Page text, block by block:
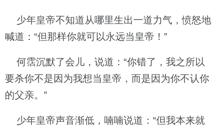
少年皇帝不知道从哪里生出一道力气，愤怒地
喊道：“但那样你就可以永远当皇帝！”
何霑沉默了会儿，说道：“你错了，我之所以
要杀你不是因为我想当皇帝，而是因为你不认你
的父亲。”
少年皇帝声音渐低，喃喃说道：“但我本来就